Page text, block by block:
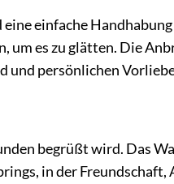
einfache
um es zu glätten. Die
und persönlichen
begrüßt wird. Das
in der